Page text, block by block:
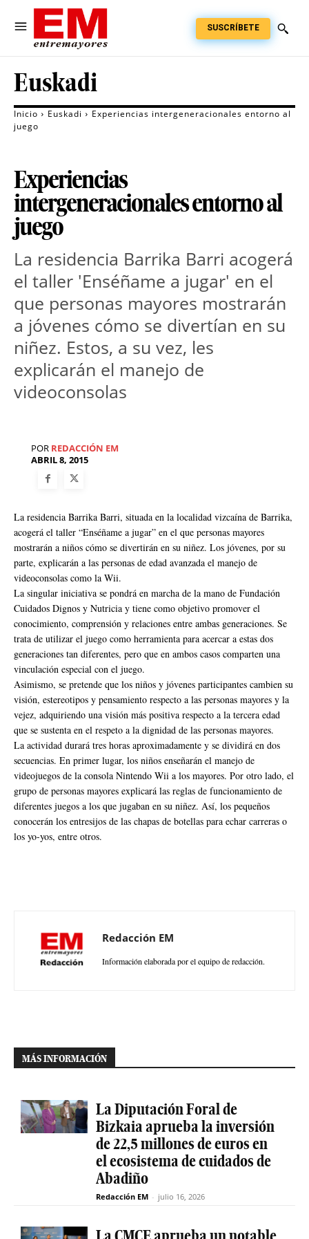
SUSCRÍBETE
Euskadi
Inicio Euskadi
Experiencias intergeneracionales entorno al
juego
Experiencias
intergeneracionales entorno al
juego
La residencia Barrika Barri acogerá
el taller 'Enséñame a jugar' en el
que personas mayores mostrarán
a jóvenes cómo se divertían en su
niñez. Estos, a su vez, les
explicarán el manejo de
videoconsolas
POR REDACCIÓN EM
ABRIL 8, 2015
La residencia Barrika Barri, situada en la localidad vizcaína de Barrika,
acogerá el taller “Enséñame a jugar” en el que personas mayores
mostrarán a niños cómo se divertirán en su niñez. Los jóvenes, por su
parte, explicarán a las personas de edad avanzada el manejo de
videoconsolas como la Wii.
La singular iniciativa se pondrá en marcha de la mano de Fundación
Cuidados Dignos y Nutricia y tiene como objetivo promover el
conocimiento, comprensión y relaciones entre ambas generaciones. Se
trata de utilizar el juego como herramienta para acercar a estas dos
generaciones tan diferentes, pero que en ambos casos comparten una
vinculación especial con el juego.
Asimismo, se pretende que los niños y jóvenes participantes cambien su
visión, estereotipos y pensamiento respecto a las personas mayores y la
vejez, adquiriendo una visión más positiva respecto a la tercera edad
que se sustenta en el respeto a la dignidad de las personas mayores.
La actividad durará tres horas aproximadamente y se dividirá en dos
secuencias. En primer lugar, los niños enseñarán el manejo de
videojuegos de la consola Nintendo Wii a los mayores. Por otro lado, el
grupo de personas mayores explicará las reglas de funcionamiento de
diferentes juegos a los que jugaban en su niñez. Así, los pequeños
conocerán los entresijos de las chapas de botellas para echar carreras o
los yo-yos, entre otros.
Redacción EM
Información elaborada por el equipo de redacción.
MÁS INFORMACIÓN
La Diputación Foral de
Bizkaia aprueba la inversión
de 22,5 millones de euros en
el ecosistema de cuidados de
Abadiño
Redacción EM - julio 16, 2026
La CMCE aprueba un notable